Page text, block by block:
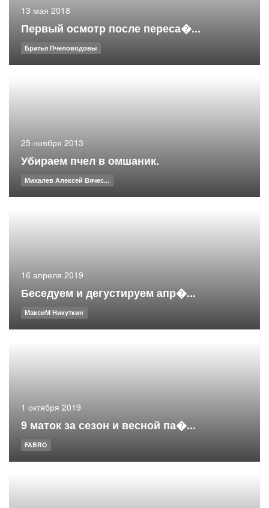
13 мая 2018
Первый осмотр после переса�...
Братья Пчеловодовы
25 ноября 2013
Убираем пчел в омшаник.
Михалев Алексей Вячес...
16 апреля 2019
Беседуем и дегустируем апр�...
МаксиМ Никуткин
1 октября 2019
9 маток за сезон и весной па�...
FABRO